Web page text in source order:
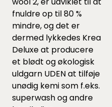
fnuldre op til 80 %
mindre, og det er
dermed lykkedes Krea
Deluxe at producere
et blødt og økologisk
uldgarn UDEN at tilføje
unødig kemi som f.eks.
superwash og andre